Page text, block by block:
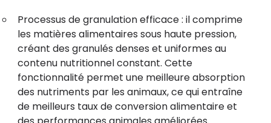
Processus de granulation efficace : il comprime
les matières alimentaires sous haute pression,
créant des granulés denses et uniformes au
contenu nutritionnel constant. Cette
fonctionnalité permet une meilleure absorption
des nutriments par les animaux, ce qui entraîne
de meilleurs taux de conversion alimentaire et